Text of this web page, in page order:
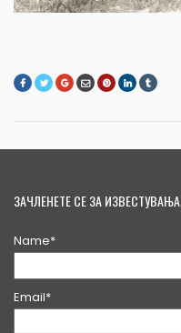
ЗАЧЛЕНЕТЕ СЕ ЗА ИЗВЕСТУВАЊА
Name*
Email*